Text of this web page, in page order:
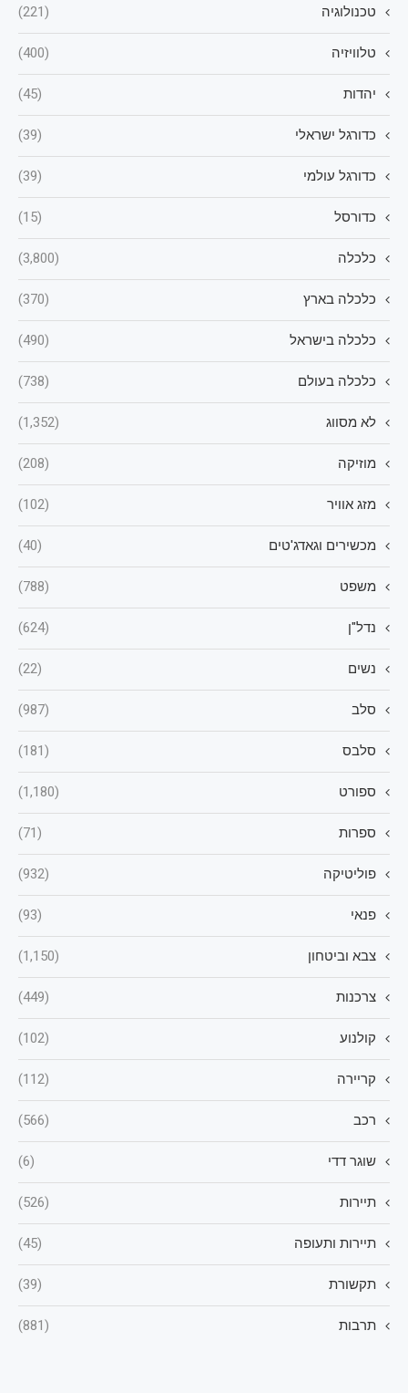
טכנולוגיה (221)
טלוויזיה (400)
יהדות (45)
כדורגל ישראלי (39)
כדורגל עולמי (39)
כדורסל (15)
כלכלה (3,800)
כלכלה בארץ (370)
כלכלה בישראל (490)
כלכלה בעולם (738)
לא מסווג (1,352)
מוזיקה (208)
מזג אוויר (102)
מכשירים וגאדג'טים (40)
משפט (788)
נדל"ן (624)
נשים (22)
סלב (987)
סלבס (181)
ספורט (1,180)
ספרות (71)
פוליטיקה (932)
פנאי (93)
צבא וביטחון (1,150)
צרכנות (449)
קולנוע (102)
קריירה (112)
רכב (566)
שוגר דדי (6)
תיירות (526)
תיירות ותעופה (45)
תקשורת (39)
תרבות (881)